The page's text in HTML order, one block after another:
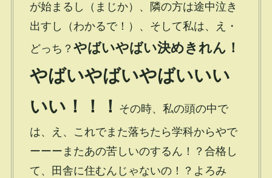
が始まるし（まじか）、隣の方は途中泣き
出すし（わかるで！）、そして私は、え・
どっち？ やばいやばい決めきれん！
やばいやばいやばいいい
いい！！！ その時、私の頭の中で
は、え、これでまた落ちたら学科からやで
ーーーまたあの苦しいのするん！？合格し
て、田舎に住むんじゃないの！？よろみ